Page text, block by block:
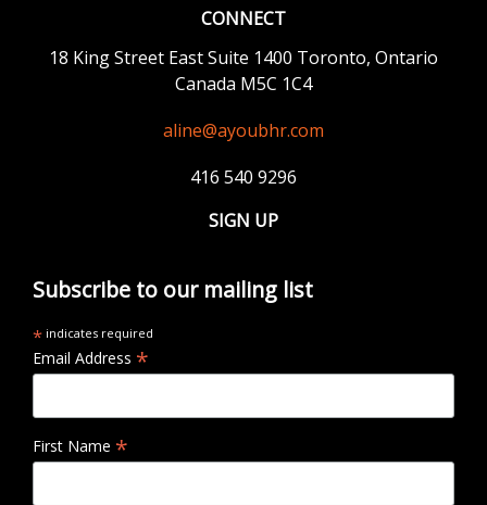
CONNECT
18 King Street EastSuite 1400 Toronto, Ontario
Canada M5C 1C4
aline@ayoubhr.com
416 540 9296
SIGN UP
Subscribe to our mailing list
* indicates required
Email Address *
First Name *